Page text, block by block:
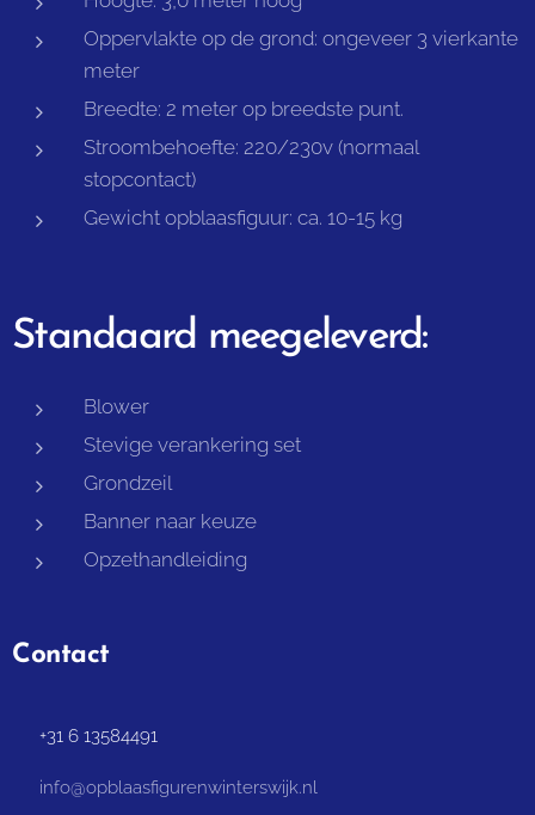
Oppervlakte op de grond: ongeveer 3 vierkante
meter
Breedte: 2 meter op breedste punt.
Stroombehoefte: 220/230v (normaal
stopcontact)
Gewicht opblaasfiguur: ca. 10-15 kg
Standaard meegeleverd:
Blower
Stevige verankering set
Grondzeil
Banner naar keuze
Opzethandleiding
Contact
📞 +31 6 13584491
📧 info@opblaasfigurenwinterswijk.nl